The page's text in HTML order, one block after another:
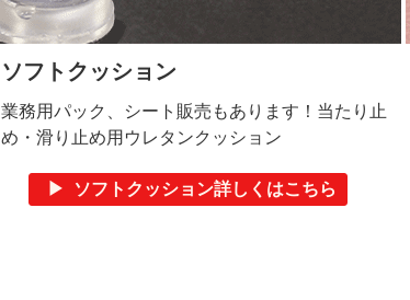
ソフトクッション
業務用パック、シート販売もあります！当たり止
め・滑り止め用ウレタンクッション
▶ ソフトクッション詳しくはこちら